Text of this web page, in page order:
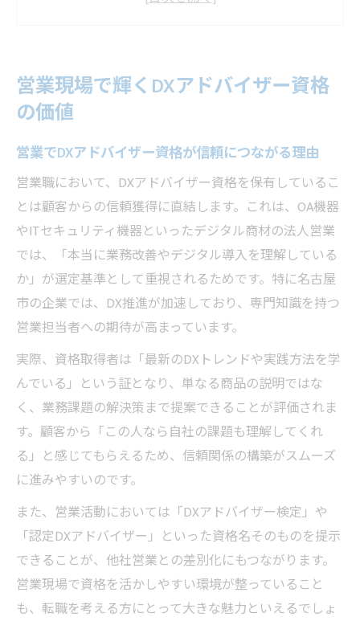
営業で差がつくDXアドバイザー認定の活用
方法
営業におけるDXアドバイザー資格取得の意
DX推進と営業力向上ならアドバイザー取得がお
すすめ
営業力を高めるDXアドバイザー取得の具体
的メリット
営業とDX推進を両立するアドバイザー資格
の活かし方
営業活動でDXアドバイザーが推進役となる
理由
営業現場でDX推進アドバイザーが評価され
る背景
営業とDX推進の連携を強化する資格取得の
流れ
実務に役立つDXアドバイザー検定の難易度を分
析
営業向けDXアドバイザー検定の難易度と合
格率の実情
営業職が知るべきDXアドバイザー検定の出
営業現場で輝くDXアドバイザー資格
の価値
営業でDXアドバイザー資格が信頼につながる理由
営業職において、DXアドバイザー資格を保有しているこ
とは顧客からの信頼獲得に直結します。これは、OA機器
やITセキュリティ機器といったデジタル商材の法人営業
では、「本当に業務改善やデジタル導入を理解している
か」が選定基準として重視されるためです。特に名古屋
市の企業では、DX推進が加速しており、専門知識を持つ
営業担当者への期待が高まっています。
実際、資格取得者は「最新のDXトレンドや実践方法を学
んでいる」という証となり、単なる商品の説明ではな
く、業務課題の解決策まで提案できることが評価されま
す。顧客から「この人なら自社の課題も理解してくれ
る」と感じてもらえるため、信頼関係の構築がスムーズ
に進みやすいのです。
また、営業活動においては「DXアドバイザー検定」や
「認定DXアドバイザー」といった資格名そのものを提示
できることが、他社営業との差別化にもつながります。
営業現場で資格を活かしやすい環境が整っていること
も、転職を考える方にとって大きな魅力といえるでしょ